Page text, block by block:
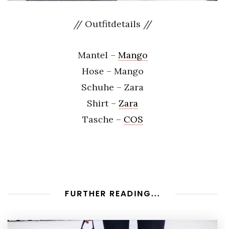
// Outfitdetails //
Mantel – Mango
Hose – Mango
Schuhe – Zara
Shirt – Zara
Tasche – COS
FURTHER READING...